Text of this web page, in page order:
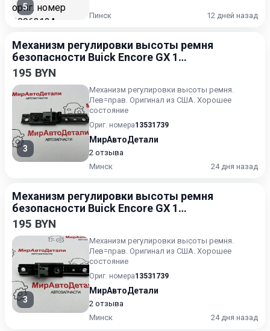
5
Пинск 12 дней назад
Механизм регулировки высоты ремня
безопасности Buick Encore GX 1
поколение [рестайлинг] 2023-2026
195 BYN
3
Механизм регулировки высоты ремня.
Лев=прав. Оригинал из США. Хорошее
состояние
Ориг. номера13531739
МирАвтоДетали
2 отзыва
Минск
24 дня назад
Механизм регулировки высоты ремня
безопасности Buick Encore GX 1
поколение [рестайлинг] 2023-2026
195 BYN
3
Механизм регулировки высоты ремня.
Лев=прав. Оригинал из США. Хорошее
состояние
Ориг. номера13531739
МирАвтоДетали
2 отзыва
Минск
24 дня назад